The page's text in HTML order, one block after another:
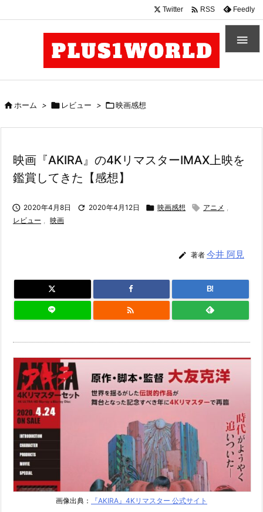

Twitter  RSS Feedly
ホーム >  レビュー > 映画感想
映画『AKIRA』の4KリマスターIMAX上映を
鑑賞してきた【感想】
 2020年4月8日  2020年4月12日  映画感想  アニメ ,
レビュー , 映画
 著者 今井 阿見
B!

画像出典： 『AKIRA』4Kリマスター 公式サイト